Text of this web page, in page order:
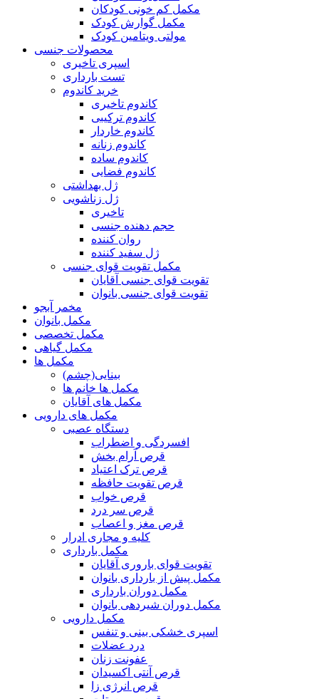
مکمل کم خونی کودکان
مکمل گوارش کودک
مولتی ویتامین کودک
محصولات جنسی
اسپری تاخیری
تست بارداری
خرید کاندوم
کاندوم تاخیری
کاندوم ترکیبی
کاندوم خاردار
کاندوم زنانه
کاندوم ساده
کاندوم فضایی
ژل بهداشتی
ژل زناشویی
تاخیری
حجم دهنده جنسی
روان کننده
ژل سفید کننده
مکمل تقویت قوای جنسی
تقویت قوای جنسی آقایان
تقویت قوای جنسی بانوان
مخمر آبجو
مکمل بانوان
مکمل تخصصی
مکمل گیاهی
مکمل ها
بینایی(چشم)
مکمل ها خانم ها
مکمل های آقایان
مکمل های دارویی
دستگاه عصبی
افسردگی و اضطراب
قرص آرام بخش
قرص ترک اعتیاد
قرص تقویت حافظه
قرص خواب
قرص سر درد
قرص مغز و اعصاب
کلیه و مجاری ادرار
مکمل بارداری
تقویت قوای باروری آقایان
مکمل پیش از بارداری بانوان
مکمل دوران بارداری
مکمل دوران شیردهی بانوان
مکمل دارویی
اسپری خشکی بینی و تنفس
درد عضلات
عفونت زنان
قرص آنتی اکسیدان
قرص انرژی زا